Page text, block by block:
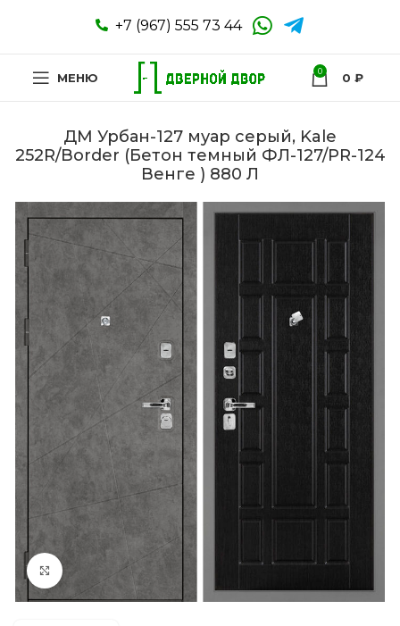
+7 (967) 555 73 44
МЕНЮ 0 0 ₽
ДМ Урбан-127 муар серый, Kale
252R/Border (Бетон темный ФЛ-127/PR-124
Венге ) 880 Л
Нажмите, чтобы увеличить